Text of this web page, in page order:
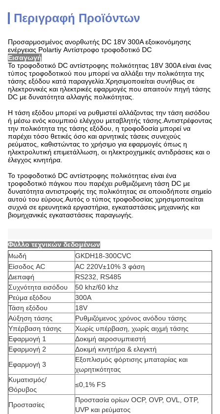
Περιγραφή Προϊόντων
Προσαρμοσμένος ανορθωτής DC 18V 300A εξοικονόμησης
ενέργειας Polartiy Αντίστροφο τροφοδοτικό DC
Εισαγωγή
Το τροφοδοτικό DC αντίστροφης πολικότητας 18V 300A είναι ένας
τύπος τροφοδοτικού που μπορεί να αλλάξει την πολικότητα της
τάσης εξόδου κατά παραγγελία.Χρησιμοποιείται συνήθως σε
ηλεκτρονικές και ηλεκτρικές εφαρμογές που απαιτούν πηγή τάσης
DC με δυνατότητα αλλαγής πολικότητας.
Η τάση εξόδου μπορεί να ρυθμιστεί αλλάζοντας την τάση εισόδου
ή μέσω ενός κουμπιού ελέγχου μεταβλητής τάσης.Αντιστρέφοντας
την πολικότητα της τάσης εξόδου, η τροφοδοσία μπορεί να
παρέχει τόσο θετικές όσο και αρνητικές τάσεις συνεχούς
ρεύματος, καθιστώντας το χρήσιμο για εφαρμογές όπως η
ηλεκτρολυτική επιμετάλλωση, οι ηλεκτροχημικές αντιδράσεις και ο
έλεγχος κινητήρα.
Το τροφοδοτικό DC αντίστροφης πολικότητας είναι ένα
τροφοδοτικό πάγκου που παρέχει ρυθμιζόμενη τάση DC με
δυνατότητα αντιστροφής της πολικότητας σε οποιοδήποτε σημείο
αυτού του εύρους.Αυτός ο τύπος τροφοδοσίας χρησιμοποιείται
συχνά σε ερευνητικά εργαστήρια, εγκαταστάσεις μηχανικής και
βιομηχανικές εγκαταστάσεις παραγωγής.
Φύλλο τεχνικών δεδομένων
Μωδή
GKDH18-300CVC
Είσοδος AC
AC 220V±10% 3 φάση
Διεπαφή
RS232, RS485
Συχνότητα εισόδου
50 khz/60 khz
Ρεύμα εξόδου
300Α
Τάση εξόδου
18V
Αύξηση τάσης
Ρυθμιζόμενος χρόνος ανόδου τάσης
Υπέρβαση τάσης
Χωρίς υπέρβαση, χωρίς αιχμή τάσης
Εφαρμογή 1
Δοκιμή αεροσυμπιεστή
Εφαρμογή 2
Δοκιμή κινητήρα & ελεγκτή
Εφαρμογή 3
Εξοπλισμός φόρτισης μπαταρίας και
χωρητικότητας
Κυματισμός/
Θόρυβος
≤0,1% FS
Προστασίες
Προστασία ορίων OCP, OVP, OVL, OTP,
UVP και ρεύματος